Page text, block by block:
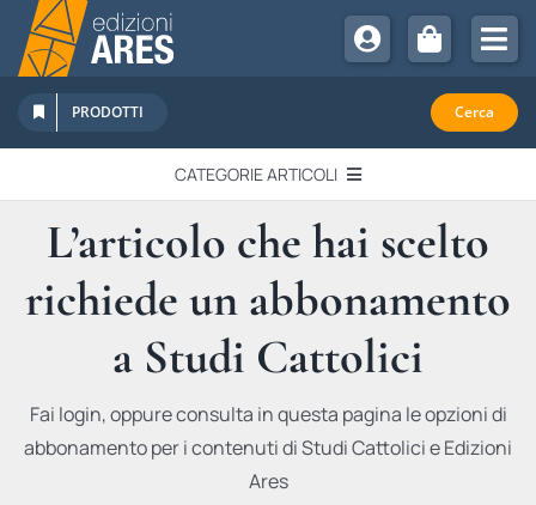
Salta
contenuto
Chi Siamo
Sostienici
Abbonamenti
Promozioni
Newsletter
PRODOTTI Cerca
CATEGORIE ARTICOLI
EDITORIALI
IN QUESTO NUMERO
RECENSIONI
L’articolo che hai scelto
richiede un abbonamento
a Studi Cattolici
Fai login, oppure consulta in questa pagina le opzioni di
abbonamento per i contenuti di Studi Cattolici e Edizioni
Ares